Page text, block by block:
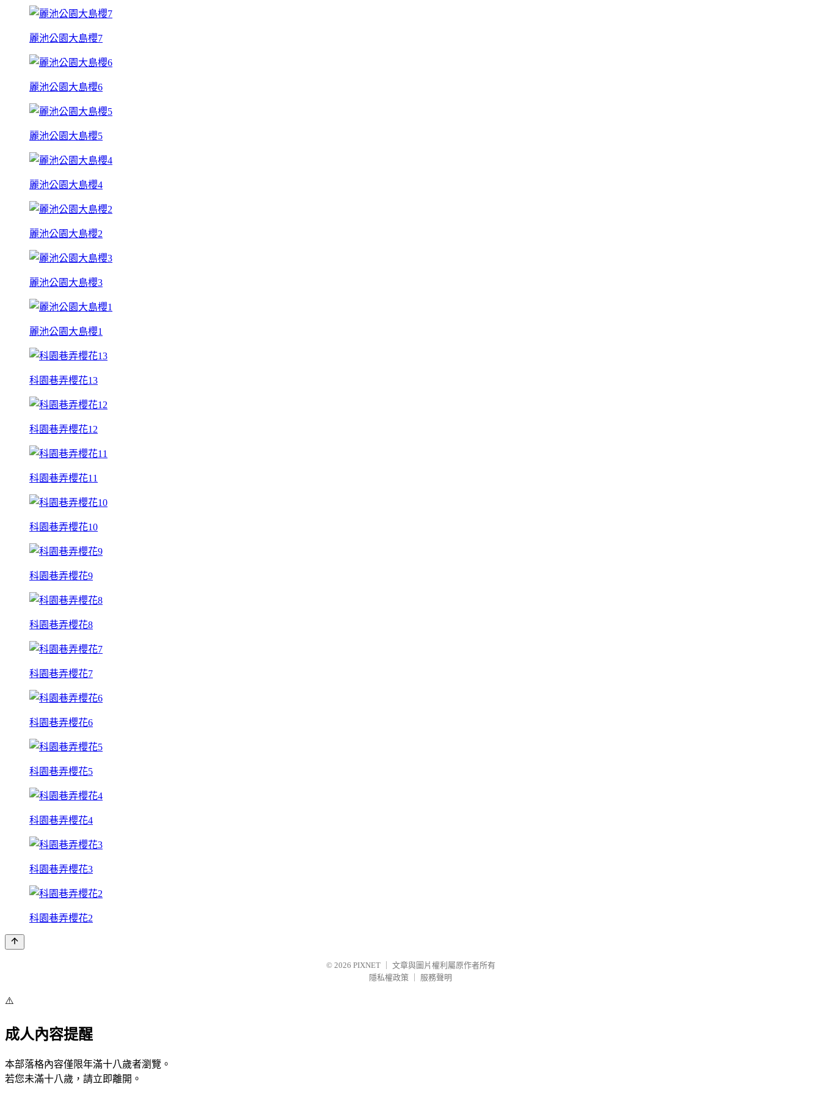
麗池公園大島櫻7
麗池公園大島櫻6
麗池公園大島櫻5
麗池公園大島櫻4
麗池公園大島櫻2
麗池公園大島櫻3
麗池公園大島櫻1
科園巷弄櫻花13
科園巷弄櫻花12
科園巷弄櫻花11
科園巷弄櫻花10
科園巷弄櫻花9
科園巷弄櫻花8
科園巷弄櫻花7
科園巷弄櫻花6
科園巷弄櫻花5
科園巷弄櫻花4
科園巷弄櫻花3
科園巷弄櫻花2
© 2026 PIXNET
文章與圖片權利屬原作者所有
隱私權政策
服務聲明
⚠️
成人內容提醒
本部落格內容僅限年滿十八歲者瀏覽。
若您未滿十八歲，請立即離開。